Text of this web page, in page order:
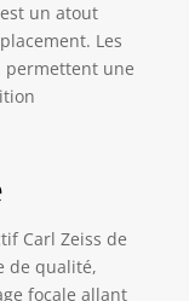
un atout
Les
permettent une
Carl Zeiss de
de qualité,
focale allant